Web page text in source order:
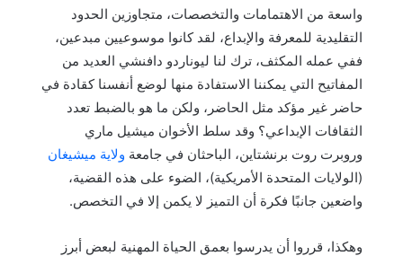
واسعة من الاهتمامات والتخصصات، متجاوزين الحدود
التقليدية للمعرفة والإبداع، لقد كانوا موسوعيين مبدعين،
ففي عمله المكثف، ترك لنا ليوناردو دافنشي العديد من
المفاتيح التي يمكننا الاستفادة منها لوضع أنفسنا كقادة في
حاضر غير مؤكد مثل الحاضر، ولكن ما هو بالضبط تعدد
الثقافات الإبداعي؟ وقد سلط الأخوان ميشيل ماري
وروبرت روت برنشتاين، الباحثان في جامعة ولاية ميشيغان
(الولايات المتحدة الأمريكية)، الضوء على هذه القضية،
واضعين جانبًا فكرة أن التميز لا يكمن إلا في التخصص.
وهكذا، قرروا أن يدرسوا بعمق الحياة المهنية لبعض أبرز